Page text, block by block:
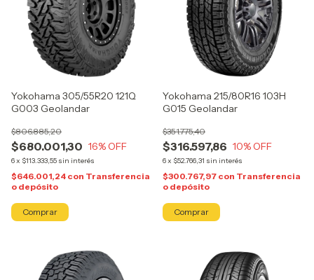
Yokohama 305/55R20 121Q
G003 Geolandar
$680.001,30
$806.885,20
16% OFF
6x $113.333,55 sin interés
$646.001,24 con Transferencia
o depósito
Yokohama 215/80R16 103H
G015 Geolandar
$316.597,86
$351.775,40
10% OFF
6x $52.766,31 sin interés
$300.767,97 con Transferencia
o depósito